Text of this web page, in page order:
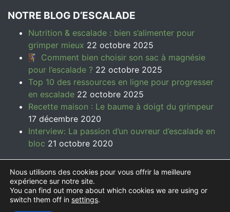
NOTRE BLOG D’ESCALADE
Nutrition & escalade : bien s’alimenter pour
grimper mieux 22 octobre 2025
🧗‍♀️ Comment bien choisir son sac à magnésie
pour l’escalade ? 22 octobre 2025
Top 10 des ressources en ligne pour progresser
en escalade 22 octobre 2025
Recette maison : Le baume à doigt du grimpeur
17 décembre 2020
Interview: La passion d’un ouvreur d’escalade en
bloc 21 octobre 2020
© 2026Symbioz Climbing | Accessoires d'escalade
éco-responsables
Nous utilisons des cookies pour vous offrir la meilleure
expérience sur notre site.
You can find out more about which cookies we are using or
switch them off in settings.